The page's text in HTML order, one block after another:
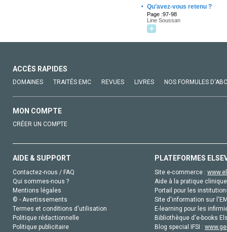
· Qu’avez-vous retenu ?
Page :97-98
Line Soussan
ACCÈS RAPIDES
DOMAINES TRAITÉS EMC REVUES LIVRES NOS FORMULES
MON COMPTE
CRÉER UN COMPTE
AIDE & SUPPORT
Contactez-nous / FAQ
Qui sommes-nous ?
Mentions légales
© - Avertissements
Termes et conditions d'utilisation
Politique rédactionnelle
Politique publicitaire
PLATEFORMES
Site e-commerce :
Aide à la pratique
Portail pour les
Site d'information sur
E-learning pour les
Bibliothèque d'e-books
Blog special IFSI :